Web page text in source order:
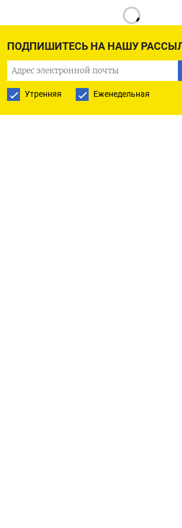
ПОДПИШИТЕСЬ НА НАШУ
Утренняя Еженедельная
ПОДПИШИТЕСЬ НА НАШУ РАССЫЛКУ